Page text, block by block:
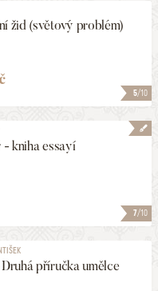
5/10
žid (světový problém)
7/10
kniha essayí
příručka umělce